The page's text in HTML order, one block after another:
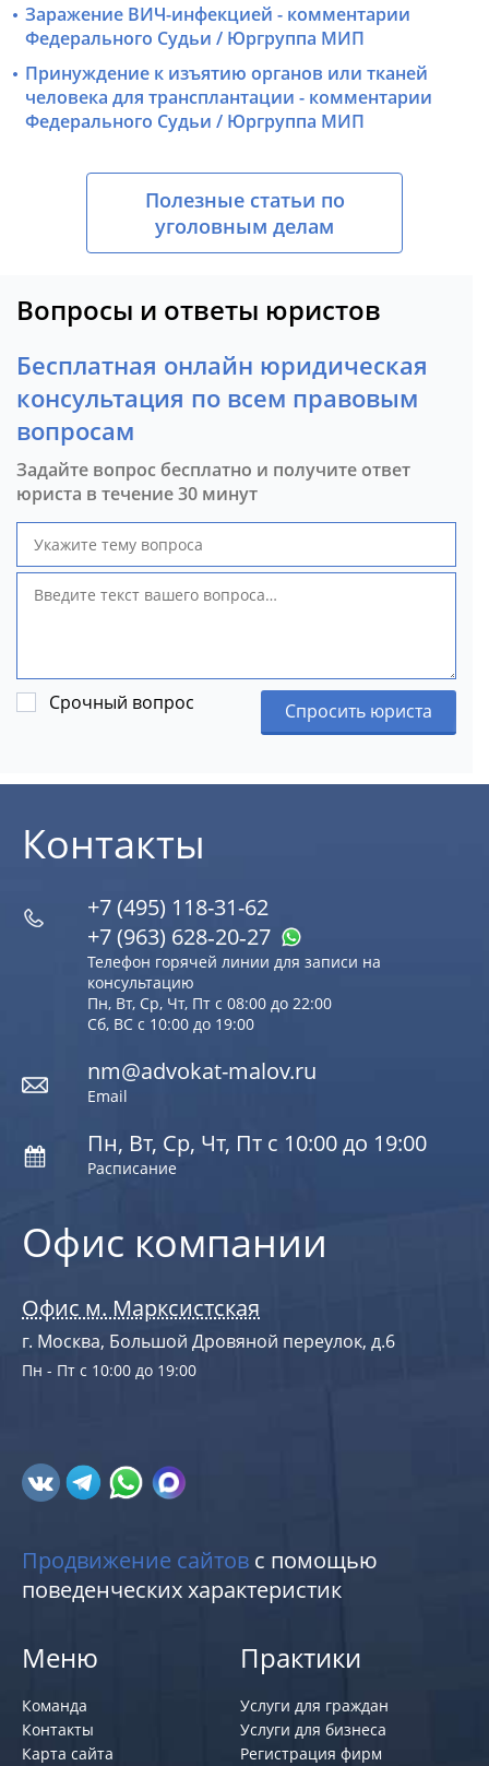
Заражение ВИЧ-инфекцией - комментарии
Федерального Судьи / Юргруппа МИП
Принуждение к изъятию органов или тканей
человека для трансплантации - комментарии
Федерального Судьи / Юргруппа МИП
Полезные статьи по
уголовным делам
Вопросы и ответы юристов
Бесплатная онлайн юридическая
консультация по всем правовым
вопросам
Задайте вопрос бесплатно и получите ответ
юриста в течение 30 минут
Срочный вопрос Спросить юриста
Офис компании
Офис м. Марксистская
г. Москва, Большой Дровяной переулок, д.6
Пн - Пт с 10:00 до 19:00
Контакты
+7 (495) 118-31-62
+7 (963) 628‑20‑27
Телефон горячей линии для записи на
консультацию
Пн, Вт, Ср, Чт, Пт с 08:00 до 22:00
Сб, ВС с 10:00 до 19:00
nm@advokat-malov.ru
Email
Пн, Вт, Ср, Чт, Пт с 10:00 до 19:00
Расписание
Продвижение сайтов с помощью
поведенческих характеристик
Меню
Команда
Контакты
Карта сайта
Практики
Услуги для граждан
Услуги для бизнеса
Регистрация фирм